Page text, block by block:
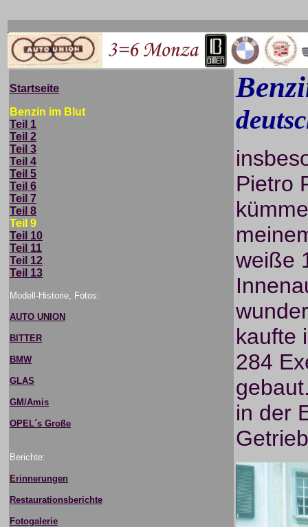
Startseite
Benzin im Blut
Teil 1
Teil 2
Teil 3
Teil 4
Teil 5
Teil 6
Teil 7
Teil 8
Teil 9
Teil 10
Teil 11
Teil 12
Teil 13
Modell-Historie, Fotos:
AUTO UNION
BITTER
BMW
GLAS
GM/Amis
OPEL´s Große
Berichte:
Erinnerungen
Restaurationsberichte
Fotogalerie
Pietro
weiße
kaufte
284
in der